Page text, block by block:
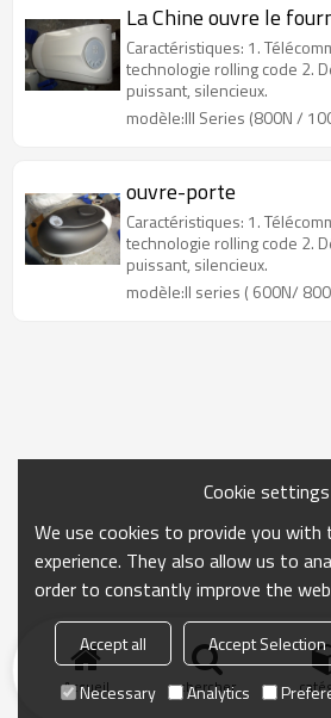
La Chine ouvre le
Caractéristiques: 1.
technologie rolling code 2.
puissant, silencieux.
modèle:III Series (800N /
ouvre-porte
Caractéristiques: 1.
technologie rolling code 2.
puissant, silencieux.
modèle:II series ( 600N/
Accueil chercher
Cookie settings
We use cookies to provide you with
experience. They also allow us to
order to constantly improve the
Accept all Accept Selection
Necessary
Analytics